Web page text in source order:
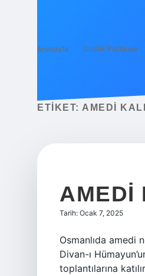
Anasayfa Gizlilik Politikası
ETIKET: AMEDI
AMEDI
Tarih: Ocak 7, 2025
Osmanlıda amedi
Divan-ı
toplantılarına